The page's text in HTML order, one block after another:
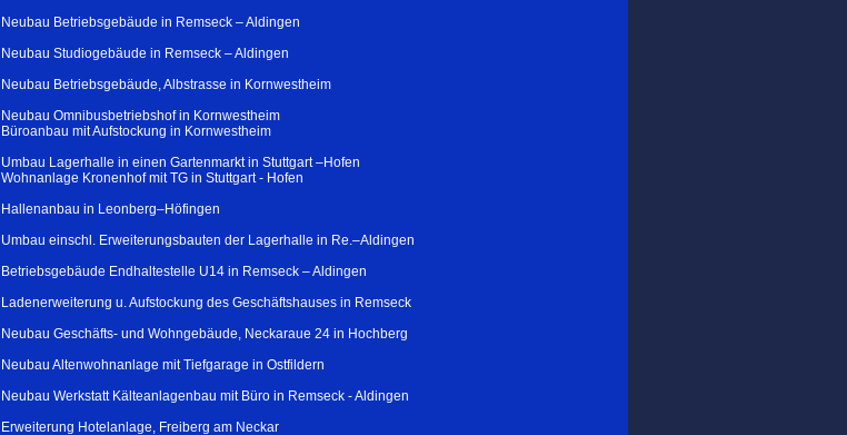
Neubau Betriebsgebäude in Remseck – Aldingen
Neubau Studiogebäude in Remseck – Aldingen
Neubau Betriebsgebäude, Albstrasse in Kornwestheim
Neubau Omnibusbetriebshof in Kornwestheim
Büroanbau mit Aufstockung in Kornwestheim
Umbau Lagerhalle in einen Gartenmarkt in Stuttgart –Hofen
Wohnanlage Kronenhof mit TG in Stuttgart - Hofen
Hallenanbau in Leonberg–Höfingen
Umbau einschl. Erweiterungsbauten der Lagerhalle in Re.–Aldingen
Betriebsgebäude Endhaltestelle U14 in Remseck – Aldingen
Ladenerweiterung u. Aufstockung des Geschäftshauses in Remseck
Neubau Geschäfts- und Wohngebäude, Neckaraue 24 in Hochberg
Neubau Altenwohnanlage mit Tiefgarage in Ostfildern
Neubau Werkstatt Kälteanlagenbau mit Büro in Remseck - Aldingen
Erweiterung Hotelanlage, Freiberg am Neckar